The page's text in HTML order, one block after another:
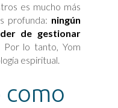
es mucho más
profunda: ningún
de gestionar
Por lo tanto, Yom
espiritual.
como